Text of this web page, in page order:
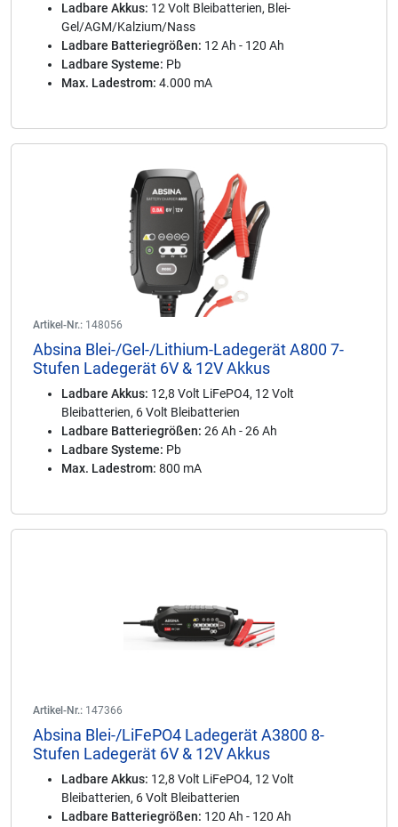
Ladbare Akkus: 12 Volt Bleibatterien, Blei-
Gel/AGM/Kalzium/Nass
Ladbare Batteriegrößen: 12 Ah - 120 Ah
Ladbare Systeme: Pb
Max. Ladestrom: 4.000 mA
Artikel-Nr.: 148056
Absina Blei-/Gel-/Lithium-Ladegerät A800 7-
Stufen Ladegerät 6V & 12V Akkus
Ladbare Akkus: 12,8 Volt LiFePO4, 12 Volt
Bleibatterien, 6 Volt Bleibatterien
Ladbare Batteriegrößen: 26 Ah - 26 Ah
Ladbare Systeme: Pb
Max. Ladestrom: 800 mA
Artikel-Nr.: 147366
Absina Blei-/LiFePO4 Ladegerät A3800 8-
Stufen Ladegerät 6V & 12V Akkus
Ladbare Akkus: 12,8 Volt LiFePO4, 12 Volt
Bleibatterien, 6 Volt Bleibatterien
Ladbare Batteriegrößen: 120 Ah - 120 Ah